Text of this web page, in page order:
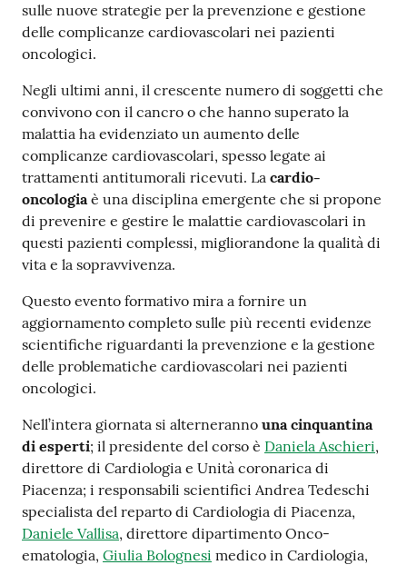
Costruiamo
Salute
Novità
Scuole
Imprese
ed Enti
Seguici
su
sulle nuove strategie per la prevenzione e gestione
delle complicanze cardiovascolari nei pazienti
oncologici.
Negli ultimi anni, il crescente numero di soggetti che
convivono con il cancro o che hanno superato la
malattia ha evidenziato un aumento delle
complicanze cardiovascolari, spesso legate ai
trattamenti antitumorali ricevuti. La cardio-
oncologiaè una disciplina emergente che si propone
di prevenire e gestire le malattie cardiovascolari in
questi pazienti complessi, migliorandone la qualità di
vita e la sopravvivenza.
Questo evento formativo mira a fornire un
aggiornamento completo sulle più recenti evidenze
scientifiche riguardanti la prevenzione e la gestione
delle problematiche cardiovascolari nei pazienti
oncologici.
Nell’intera giornata si alterneranno una cinquantina
di esperti; il presidente del corso è Daniela Aschieri,
direttore di Cardiologia e Unità coronarica di
Piacenza; i responsabili scientifici Andrea Tedeschi
specialista del reparto di Cardiologia di Piacenza,
Daniele Vallisa, direttore dipartimento Onco-
ematologia, Giulia Bolognesi medico in Cardiologia,